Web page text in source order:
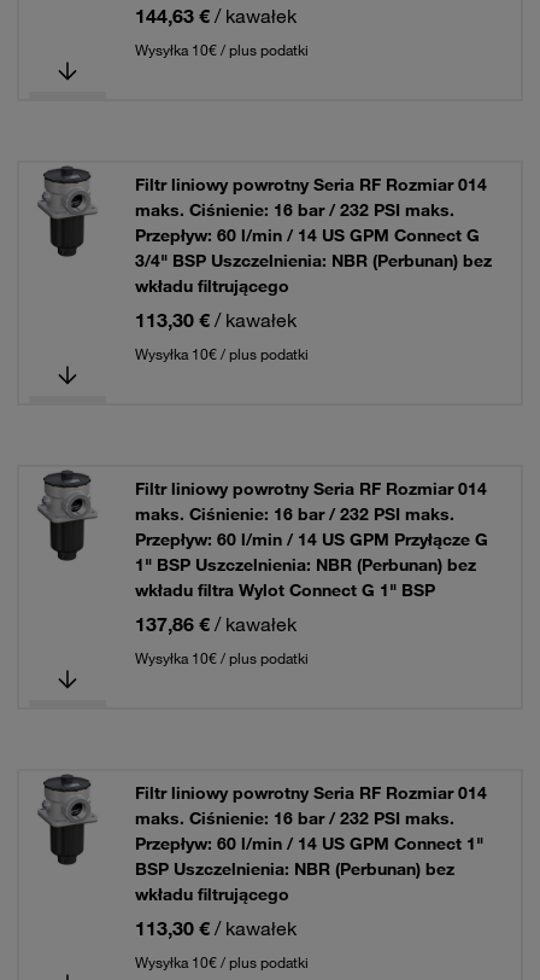
144,63 € / kawałek
Wysyłka 10€ / plus podatki
Filtr liniowy powrotny Seria RF Rozmiar 014
maks. Ciśnienie: 16 bar / 232 PSI maks.
Przepływ: 60 l/min / 14 US GPM Connect G
3/4" BSP Uszczelnienia: NBR (Perbunan) bez
wkładu filtrującego
113,30 € / kawałek
Wysyłka 10€ / plus podatki
Filtr liniowy powrotny Seria RF Rozmiar 014
maks. Ciśnienie: 16 bar / 232 PSI maks.
Przepływ: 60 l/min / 14 US GPM Przyłącze G
1" BSP Uszczelnienia: NBR (Perbunan) bez
wkładu filtra Wylot Connect G 1" BSP
137,86 € / kawałek
Wysyłka 10€ / plus podatki
Filtr liniowy powrotny Seria RF Rozmiar 014
maks. Ciśnienie: 16 bar / 232 PSI maks.
Przepływ: 60 l/min / 14 US GPM Connect 1"
BSP Uszczelnienia: NBR (Perbunan) bez
wkładu filtrującego
113,30 € / kawałek
Wysyłka 10€ / plus podatki